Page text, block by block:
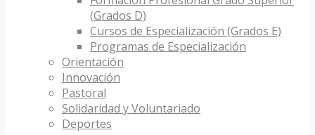
(Grados D)
Cursos de Especialización (Grados E)
Programas de Especialización
Orientación
Innovación
Pastoral
Solidaridad y Voluntariado
Deportes